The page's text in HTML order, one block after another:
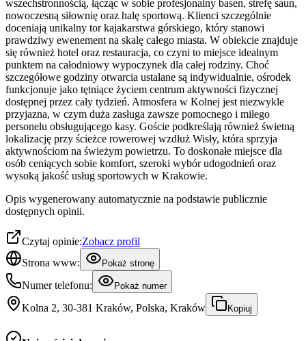
wszechstronnością, łącząc w sobie profesjonalny basen, strefę saun,
nowoczesną siłownię oraz halę sportową. Klienci szczególnie
doceniają unikalny tor kajakarstwa górskiego, który stanowi
prawdziwy ewenement na skalę całego miasta. W obiekcie znajduje
się również hotel oraz restauracja, co czyni to miejsce idealnym
punktem na całodniowy wypoczynek dla całej rodziny. Choć
szczegółowe godziny otwarcia ustalane są indywidualnie, ośrodek
funkcjonuje jako tętniące życiem centrum aktywności fizycznej
dostępnej przez cały tydzień. Atmosfera w Kolnej jest niezwykle
przyjazna, w czym duża zasługa zawsze pomocnego i miłego
personelu obsługującego kasy. Goście podkreślają również świetną
lokalizację przy ścieżce rowerowej wzdłuż Wisły, która sprzyja
aktywnościom na świeżym powietrzu. To doskonałe miejsce dla
osób ceniących sobie komfort, szeroki wybór udogodnień oraz
wysoką jakość usług sportowych w Krakowie.
Opis wygenerowany automatycznie na podstawie publicznie
dostępnych opinii.
Czytaj opinie:Zobacz profil
Strona www:
Pokaż stronę
Numer telefonu: Pokaż numer
Kolna 2, 30-381 Kraków, Polska, Kraków Kopiuj